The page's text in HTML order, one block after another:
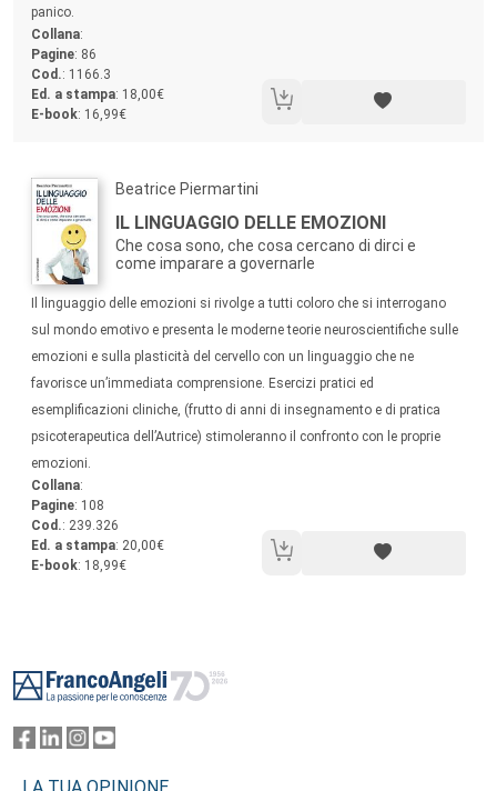
panico.
Collana:
Pagine: 86
Cod.: 1166.3
Ed. a stampa: 18,00€
E-book: 16,99€
Autori:
Beatrice Piermartini
Titolo:
IL LINGUAGGIO DELLE EMOZIONI
Che cosa sono, che cosa cercano di dirci e
come imparare a governarle
Sommario:
Il linguaggio delle emozioni si rivolge a tutti coloro che si interrogano
sul mondo emotivo e presenta le moderne teorie neuroscientifiche sulle
emozioni e sulla plasticità del cervello con un linguaggio che ne
favorisce un’immediata comprensione. Esercizi pratici ed
esemplificazioni cliniche, (frutto di anni di insegnamento e di pratica
psicoterapeutica dell’Autrice) stimoleranno il confronto con le proprie
emozioni.
Collana:
Pagine: 108
Cod.: 239.326
Ed. a stampa: 20,00€
E-book: 18,99€